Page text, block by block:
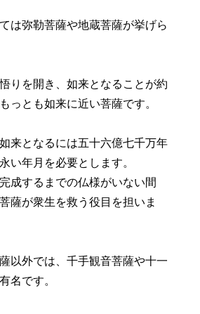
は弥勒菩薩や地蔵菩薩が挙げら
りを開き、如来となることが約
っとも如来に近い菩薩です。
来となるには五十六億七千万年
い年月を必要とします。
成するまでの仏様がいない間
薩が衆生を救う役目を担いま
以外では、千手観音菩薩や十一
名です。